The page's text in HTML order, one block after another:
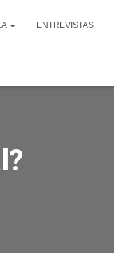
ENTREVISTAS